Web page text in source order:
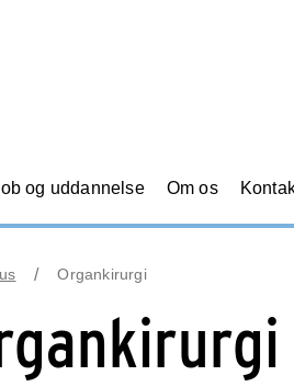
og uddannelse Om os
Organkirurgi